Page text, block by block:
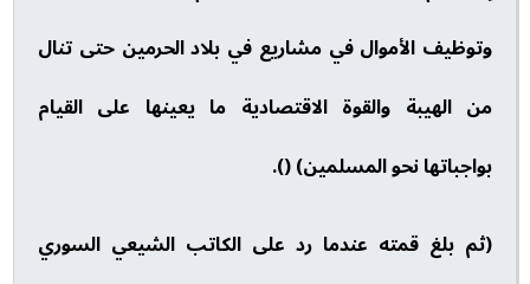
وتوظيف الأموال في مشاريع في بلاد الحرمين حتى تنال
من الهيبة والقوة الاقتصادية ما يعينها على القيام
بواجباتها نحو المسلمين) ().
(ثم بلغ قمته عندما رد على الكاتب الشيعي السوري